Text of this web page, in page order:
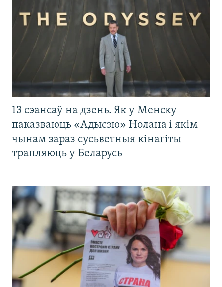
13 сэансаў на дзень. Як у Менску
паказваюць «Адысэю» Нолана і якім
чынам зараз сусьветныя кінагіты
трапляюць у Беларусь